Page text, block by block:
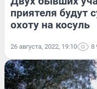
приятеля будут
охоту на косуль
26 августа, 2022, 19:10 8